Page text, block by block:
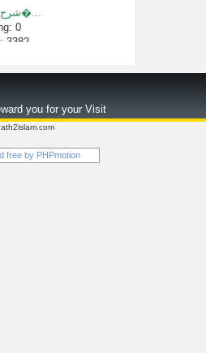
شرح الأصول ا�...
0
3382
1491
الحديث الحاد...
0
you for your Visit
free by PHPmotion